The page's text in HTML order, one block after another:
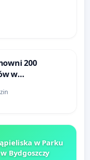
200
w
w Parku
Bydgoszczy